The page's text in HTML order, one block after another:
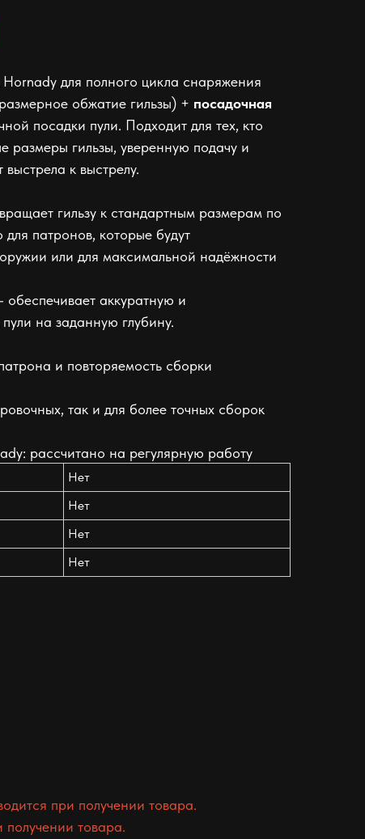
для полного цикла снаряжения
обжатие гильзы) + посадочная
посадки пули. Подходит для тех, кто
размеры гильзы, уверенную подачу и
выстрела к выстрелу.
гильзу к стандартным размерам по
патронов, которые будут
или для максимальной надёжности
обеспечивает аккуратную и
на заданную глубину.
и повторяемость сборки
так и для более точных сборок
рассчитано на регулярную работу
Нет
Нет
Нет
Нет
при получении товара.
товара.